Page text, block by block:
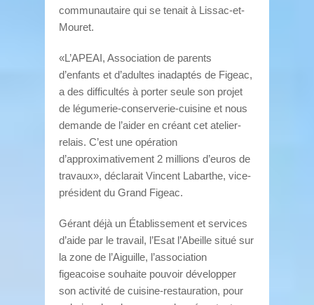
communautaire qui se tenait à Lissac-et-
Mouret.
«L’APEAI, Association de parents
d’enfants et d’adultes inadaptés de Figeac,
a des difficultés à porter seule son projet
de légumerie-conserverie-cuisine et nous
demande de l’aider en créant cet atelier-
relais. C’est une opération
d’approximativement 2 millions d’euros de
travaux», déclarait Vincent Labarthe, vice-
président du Grand Figeac.
Gérant déjà un Établissement et services
d’aide par le travail, l’Esat l’Abeille situé sur
la zone de l’Aiguille, l’association
figeacoise souhaite pouvoir développer
son activité de cuisine-restauration, pour